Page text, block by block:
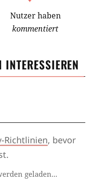
Nutzer haben
kommentiert
Richtlinien, bevor
geladen...